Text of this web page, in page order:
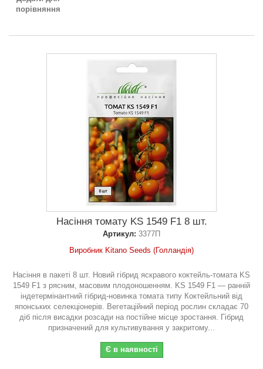
порівняння
Насіння томату KS 1549 F1 8 шт.
Артикул: 3377П
Виробник Kitano Seeds (Голландія)
Насіння в пакеті 8 шт. Новий гібрид яскравого коктейль-томата KS
1549 F1 з рясним, масовим плодоношенням. KS 1549 F1 — ранній
індетермінантний гібрид-новинка томата типу Коктейльний від
японських селекціонерів. Вегетаційний період рослин складає 70
діб після висадки розсади на постійне місце зростання. Гібрид
призначений для культивування у закритому...
Є в наявності